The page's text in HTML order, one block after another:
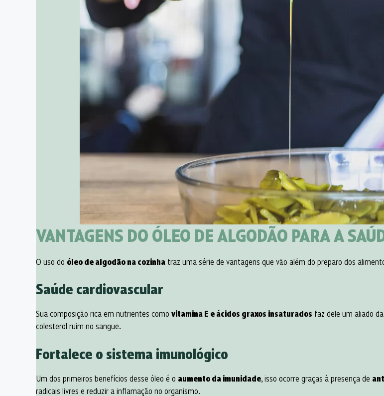
VANTAGENS DO ÓLEO DE ALGODÃO PARA A
O uso do óleo de algodão na cozinha traz uma série de vantagens que vão além do preparo dos
Saúde cardiovascular
Sua composição rica em nutrientes como vitamina E e ácidos graxos insaturados faz dele um aliado
colesterol ruim no sangue.
Fortalece o sistema imunológico
Um dos primeiros benefícios desse óleo é o aumento da imunidade , isso ocorre graças à presença de
radicais livres e reduzir a inflamação no organismo.